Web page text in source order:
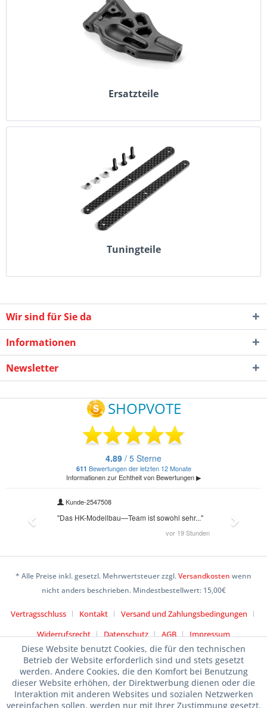
Ersatzteile
Tuningteile
Wir sind für Sie da
Informationen
Newsletter
* Alle Preise inkl. gesetzl. Mehrwertsteuer zzgl.Versandkosten wenn
nicht anders beschrieben. Mindestbestellwert: 15,00€
Vertragsschluss Kontakt
Versand und Zahlungsbedingungen
Widerrufsrecht
Datenschutz AGB Impressum
Diese Website benutzt Cookies, die für den technischen
Betrieb der Website erforderlich sind und stets gesetzt
werden. Andere Cookies, die den Komfort bei Benutzung
dieser Website erhöhen, der Direktwerbung dienen oder die
Interaktion mit anderen Websites und sozialen Netzwerken
vereinfachen sollen, werden nur mit Ihrer Zustimmung gesetzt.